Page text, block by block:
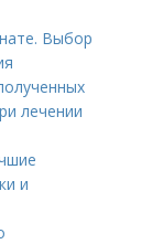
Выбор
лечении
и